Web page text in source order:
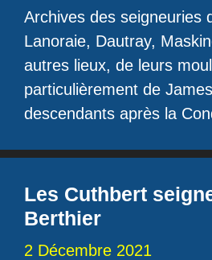
Archives des seigneuries
Lanoraie, Dautray,
autres lieux, de leurs
particulièrement de
descendants après la
Les Cuthbert
Berthier
2 Décembre 2021